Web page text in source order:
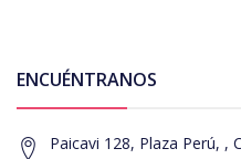
ENCUÉNTRANOS
Paicavi 128, Plaza Perú, ,